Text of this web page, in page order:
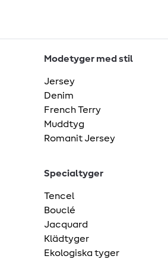
Modetyger med stil
Jersey
Denim
French Terry
Muddtyg
Romanit Jersey
Specialtyger
Tencel
Bouclé
Jacquard
Klädtyger
Ekologiska tyger